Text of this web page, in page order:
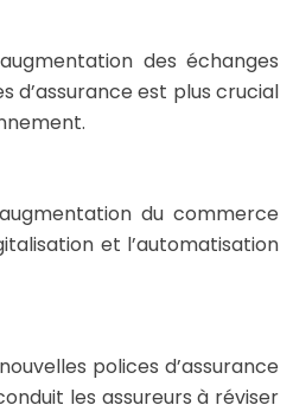
des échanges
d’assurance est plus crucial
du commerce
et l’automatisation
polices d’assurance
les assureurs à réviser